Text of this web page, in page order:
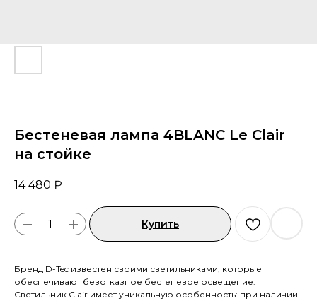
Бестеневая лампа 4BLANC Le Clair
на стойке
14 480 ₽
Купить
Бренд D-Tec известен своими светильниками, которые
обеспечивают безотказное бестеневое освещение.
Светильник Clair имеет уникальную особенность: при наличии